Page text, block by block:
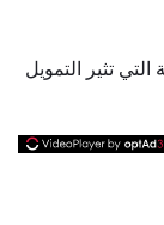
تثير التمويل